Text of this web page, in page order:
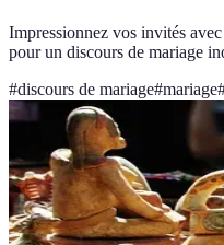
Impressionnez vos invités
pour un discours de mariage
#discours de mariage#mariage